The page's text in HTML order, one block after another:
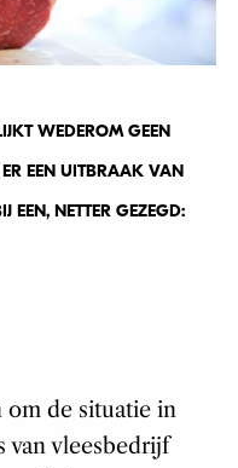
WEDEROM GEEN
EEN UITBRAAK VAN
EEN, NETTER GEZEGD:
om de situatie in
van vleesbedrijf